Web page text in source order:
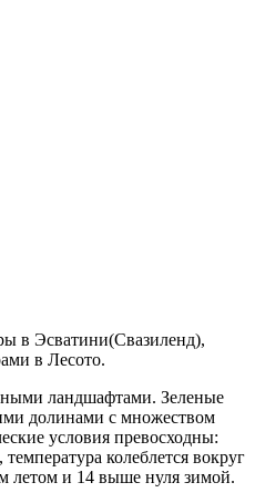
в Эсватини(Свазиленд),
в Лесото.
ландшафтами. Зеленые
долинами с множеством
условия превосходны:
колеблется вокруг
летом и 14 выше нуля зимой.